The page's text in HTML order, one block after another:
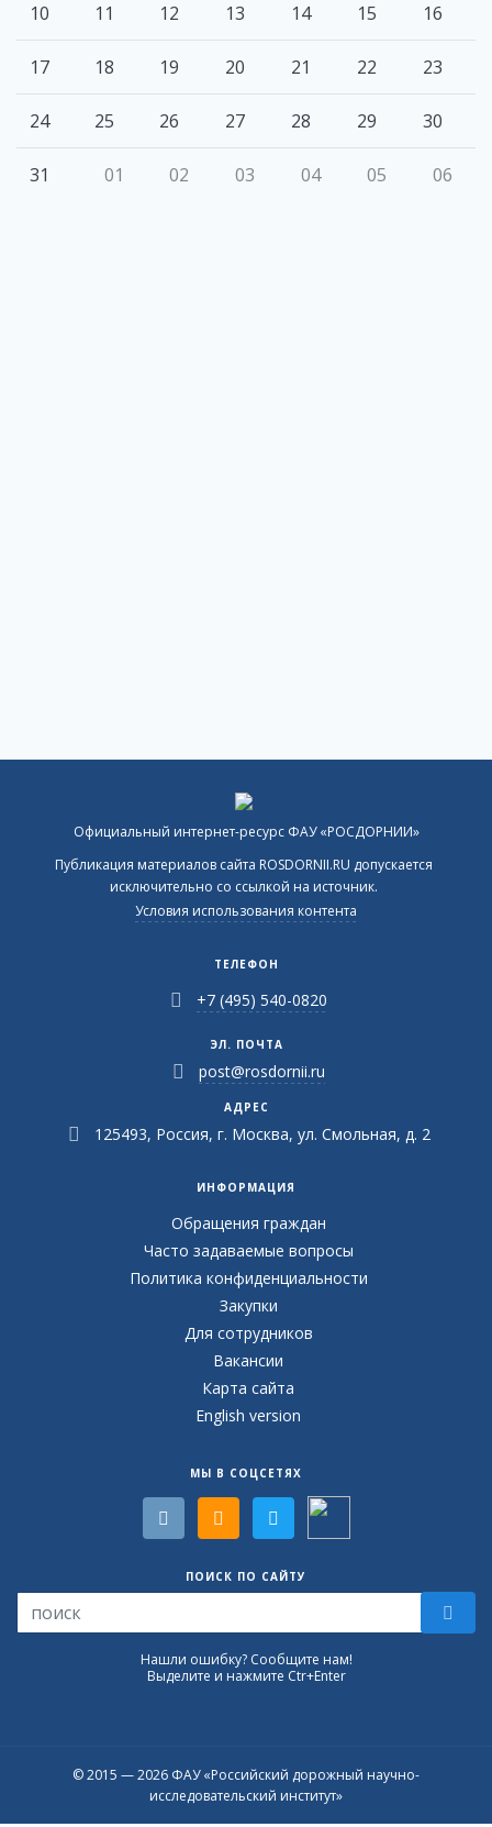
10 11 12 13 14 15 16
17 18 19 20 21 22 23
24 25 26 27 28 29 30
31 01 02 03 04 05 06
Официальный интернет-ресурс ФАУ «РОСДОРНИИ»
Публикация материалов сайта ROSDORNII.RU допускается
исключительно со ссылкой на источник.
Условия использования контента
ТЕЛЕФОН
+7 (495) 540-0820
ЭЛ. ПОЧТА
post@rosdornii.ru
АДРЕС
125493, Россия, г. Москва, ул. Смольная, д. 2
ИНФОРМАЦИЯ
Обращения граждан
Часто задаваемые вопросы
Политика конфиденциальности
Закупки
Для сотрудников
Вакансии
Карта сайта
English version
МЫ В СОЦСЕТЯХ
ПОИСК ПО САЙТУ
Нашли ошибку? Сообщите нам!
Выделите и нажмите Ctr+Enter
© 2015 — 2026 ФАУ «Российский дорожный научно-
исследовательский институт»